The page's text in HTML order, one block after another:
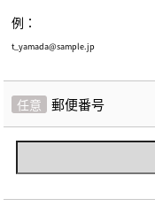
例：
t_yamada@sample.jp
任意 郵便番号